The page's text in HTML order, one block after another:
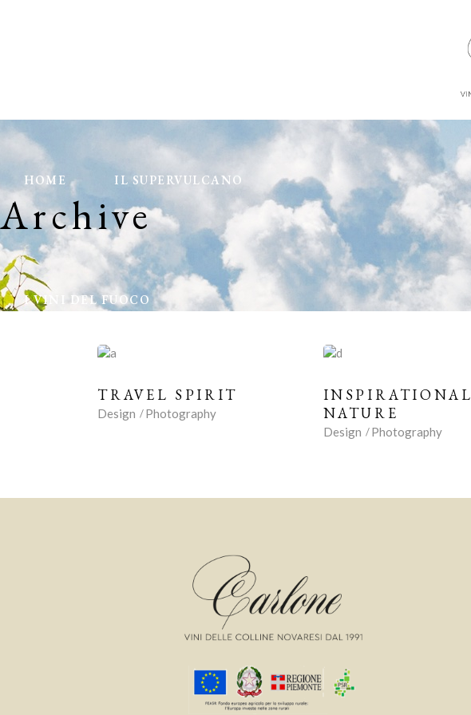
HOME IL SUPERVULCANO
I VINI DEL FUOCO
Archive
TRAVEL SPIRIT
Design Photography
INSPIRATIONAL
NATURE
Design Photography